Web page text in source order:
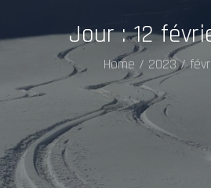
Jour :12
Home 2023